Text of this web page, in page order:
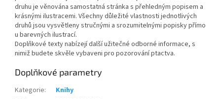
druhu je věnována samostatná stránka s přehledným popisem a
krásnými ilustracemi. Všechny důležité vlastnosti jednotlivých
druhů jsou vysvětleny stručnými a srozumitelnými popisky přímo
u barevných ilustrací.
Doplňkové texty nabízejí další užitečné odborné informace, s
nimiž budete skvěle vybaveni pro pozorování ptactva.
Doplňkové parametry
Kategorie:
Knihy